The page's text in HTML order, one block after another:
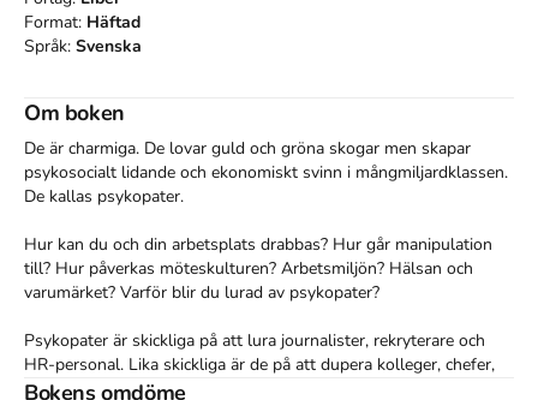
Format: Häftad
Språk: Svenska
Om boken
De är charmiga. De lovar guld och gröna skogar men skapar
psykosocialt lidande och ekonomiskt svinn i mångmiljardklassen.
De kallas psykopater.
Hur kan du och din arbetsplats drabbas? Hur går manipulation
till? Hur påverkas möteskulturen? Arbetsmiljön? Hälsan och
varumärket? Varför blir du lurad av psykopater?
Psykopater är skickliga på att lura journalister, rekryterare och
HR-personal. Lika skickliga är de på att dupera kolleger, chefer,
ledning och styrelse. För psykopater är lögner en sport. Men
Bokens omdöme